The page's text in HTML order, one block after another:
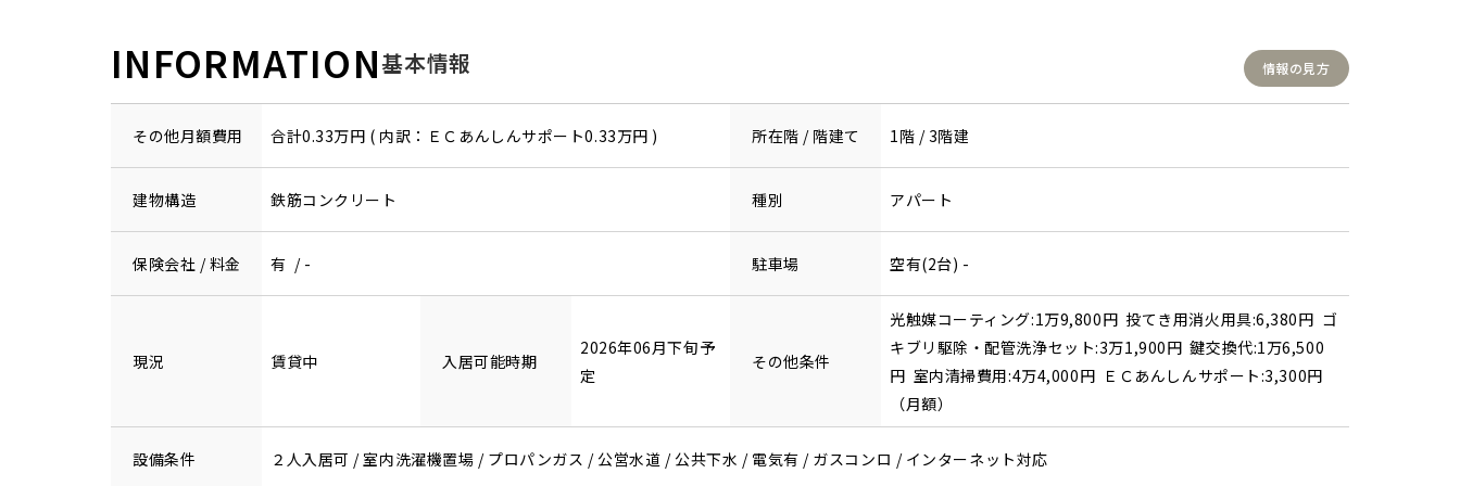
INFORMATION基本情報 情報の見方
その他月額費用 合計0.33万円 ( 内訳：ＥＣあんしんサポート0.33万円 ) 所在階 / 階建て 1階 / 3階建
建物構造 鉄筋コンクリート 種別 アパート
保険会社 / 料金 有 / - 駐車場 空有(2台) -
現況 賃貸中 入居可能時期
2026年06月下旬予
定
その他条件
光触媒コーティング:1万9,800円 投てき用消火用具:6,380円 ゴ
キブリ駆除・配管洗浄セット:3万1,900円 鍵交換代:1万6,500
円 室内清掃費用:4万4,000円 ＥＣあんしんサポート:3,300円
（月額）
設備条件 ２人入居可 / 室内洗濯機置場 / プロパンガス / 公営水道 / 公共下水 / 電気有 / ガスコンロ / インターネット対応